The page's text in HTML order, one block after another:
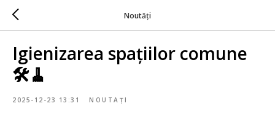
Noutăți
Igienizarea spațiilor comune
🛠️🧹
2025-12-23 13:31 NOUTAȚI